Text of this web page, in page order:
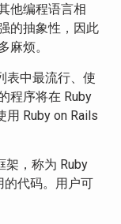
他编程语言相
的抽象性，因此
麻烦。
表中最流行、使
程序将在 Ruby
Ruby on Rails
架，称为 Ruby
的代码。用户可